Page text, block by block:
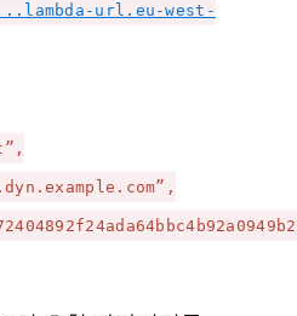
url.eu-west-